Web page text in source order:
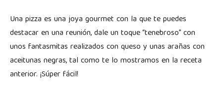
Una pizza es una joya gourmet con la que te puedes
destacar en una reunión, dale un toque “tenebroso” con
unos fantasmitas realizados con queso y unas arañas con
aceitunas negras, tal como te lo mostramos en la receta
anterior. ¡Súper fácil!